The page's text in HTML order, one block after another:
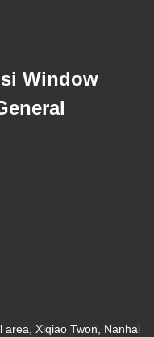
Window
area, Xiqiao Twon, Nanhai